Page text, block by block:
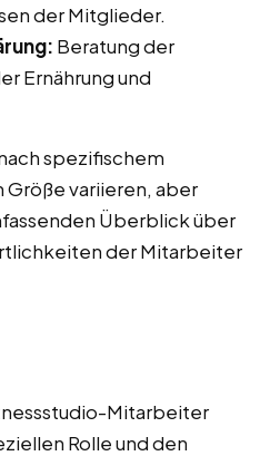
der Mitglieder.
Beratung der
Ernährung und
spezifischem
Größe variieren, aber
Überblick über
der Mitarbeiter
Mitarbeiter
Rolle und den